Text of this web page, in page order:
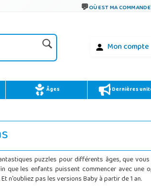
OÙ EST MA
Mon compte
Âges Dernières
puzzles pour différents âges, que
les enfants puissent commencer avec une
Et n'oubliez pas les versions Baby à partir de 1 an.